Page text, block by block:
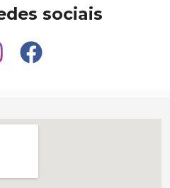
sociais